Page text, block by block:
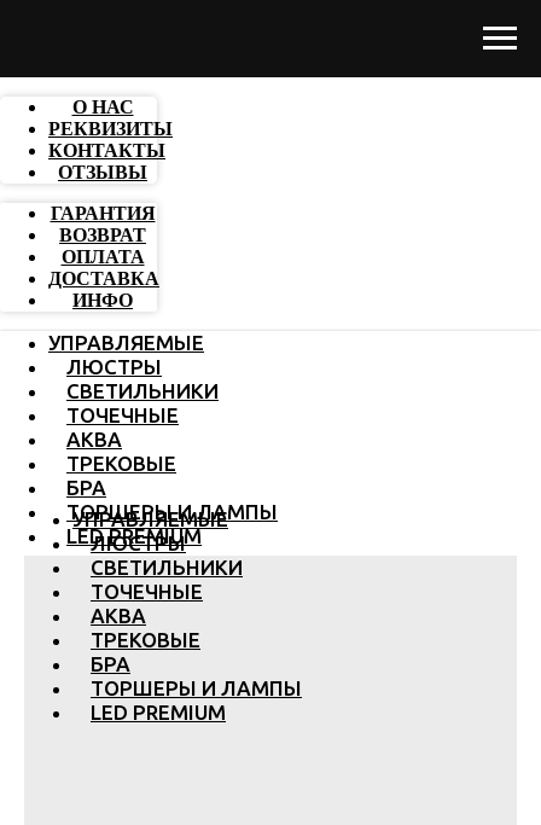
О НАС
РЕКВИЗИТЫ
КОНТАКТЫ
ОТЗЫВЫ
ГАРАНТИЯ
ВОЗВРАТ
ОПЛАТА
ДОСТАВКА
ИНФО
УПРАВЛЯЕМЫЕ
ЛЮСТРЫ
СВЕТИЛЬНИКИ
ТОЧЕЧНЫЕ
АКВА
ТРЕКОВЫЕ
БРА
ТОРШЕРЫ И ЛАМПЫ
LED PREMIUM
УПРАВЛЯЕМЫЕ
ЛЮСТРЫ
СВЕТИЛЬНИКИ
ТОЧЕЧНЫЕ
АКВА
ТРЕКОВЫЕ
БРА
ТОРШЕРЫ И ЛАМПЫ
LED PREMIUM